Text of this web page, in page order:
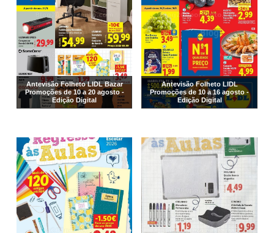
Antevisão Folheto LIDL Bazar
Promoções de 10 a 20 agosto -
Edição Digital
Antevisão Folheto LIDL
Promoções de 10 a 16 agosto -
Edição Digital